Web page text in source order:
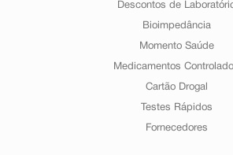
Descontos de
Bioimpedância
Momento Saúde
Medicamentos
Cartão Drogal
Testes Rápidos
Fornecedores